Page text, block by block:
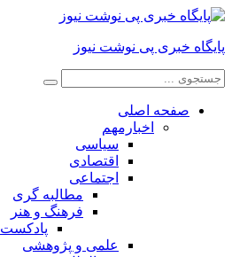
پایگاه خبری پی نوشت نیوز
صفحه اصلی
اخبارمهم
سیاسی
اقتصادی
اجتماعی
مطالبه گری
فرهنگ و هنر
پادکست
علمی و پژوهشی